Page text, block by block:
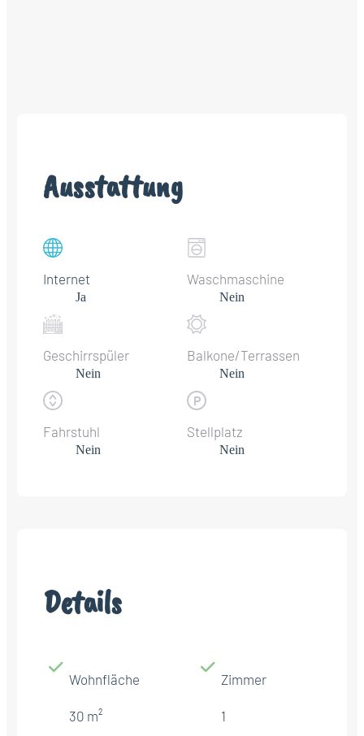
Ausstattung
Internet
Ja
Waschmaschine
Nein
Geschirrspüler
Nein
Balkone/Terrassen
Nein
Fahrstuhl
Nein
Stellplatz
Nein
Details
Wohnfläche
30 m²
Zimmer
1